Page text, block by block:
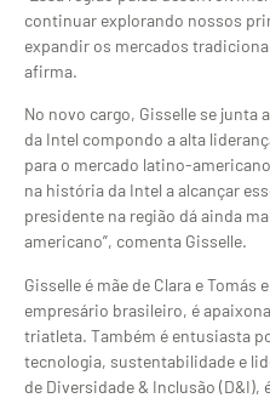
continuar explorando nossos
expandir os mercados
afirma.
No novo cargo, Gisselle se junta
da Intel compondo a alta
para o mercado latino-
na história da Intel a alcançar
presidente na região dá ainda
americano”, comenta Gisselle.
Gisselle é mãe de Clara e Tomás
empresário brasileiro, é
triatleta. Também é entusiasta
tecnologia, sustentabilidade e
de Diversidade & Inclusão (D&I),